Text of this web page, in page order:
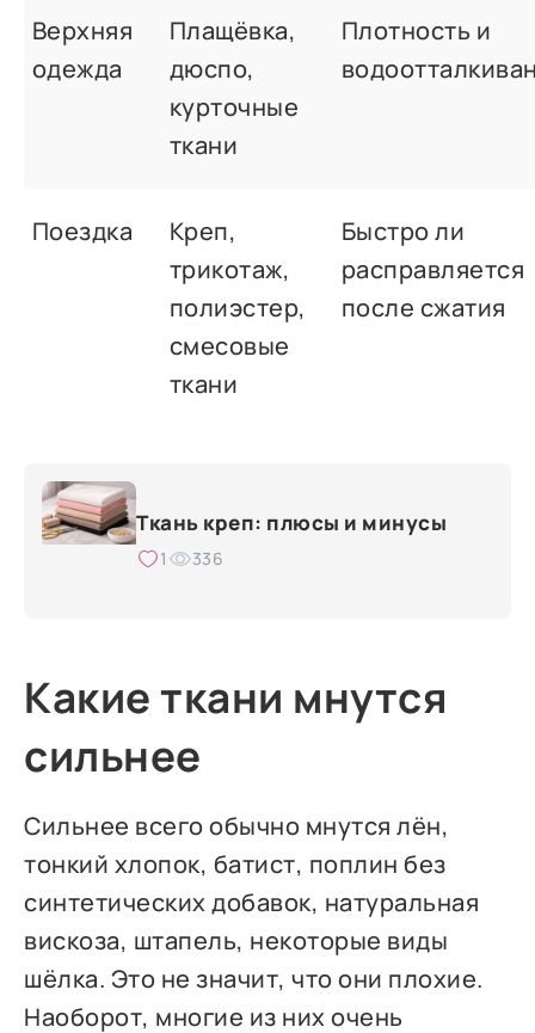
Верхняя
одежда
Плащёвка,
дюспо,
курточные
ткани
Плотность и
Поездка
Креп,
трикотаж,
полиэстер,
смесовые
ткани
Быстро ли
расправляется
после сжатия
Ткань креп: плюсы и минусы
1 336
Какие ткани мнутся
сильнее
Сильнее всего обычно мнутся лён,
тонкий хлопок, батист, поплин без
синтетических добавок, натуральная
вискоза, штапель, некоторые виды
шёлка. Это не значит, что они плохие.
Наоборот, многие из них очень